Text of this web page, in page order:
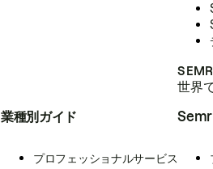
世界
業種別ガイド
プロフェッショナルサービス